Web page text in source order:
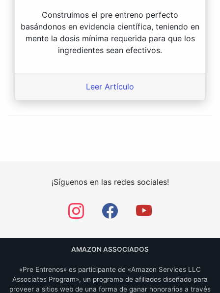
Construimos el pre entreno perfecto
basándonos en evidencia científica, teniendo en
mente la dosis mínima requerida para que los
ingredientes sean efectivos.
Leer Artículo
¡Síguenos en las redes sociales!
AMAZON ASSOCIADOS
«Pre Entrenos» es participante de «Amazon Services LLC
Associates Program», un programa de afiliados diseñado para
proveer a sitios web de una forma de ganar honorarios a través